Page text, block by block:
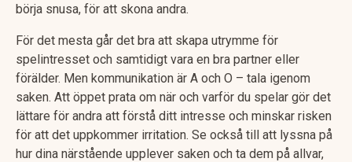
börja snusa, för att skona andra.
För det mesta går det bra att skapa utrymme för
spelintresset och samtidigt vara en bra partner eller
förälder. Men kommunikation är A och O – tala igenom
saken. Att öppet prata om när och varför du spelar gör det
lättare för andra att förstå ditt intresse och minskar risken
för att det uppkommer irritation. Se också till att lyssna på
hur dina närstående upplever saken och ta dem på allvar,